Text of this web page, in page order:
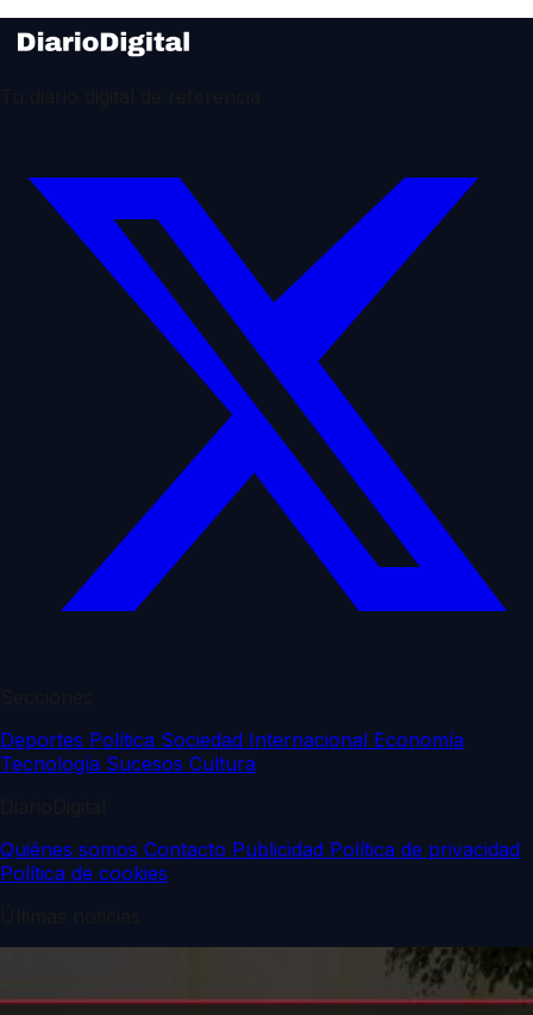
Deportes Política Sociedad Internacional Economía
Tecnología Sucesos Cultura
Quiénes somos Contacto Publicidad Política de privacidad
Política de cookies